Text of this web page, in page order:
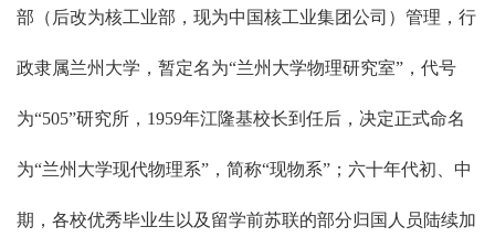
部（后改为核工业部，现为中国核工业集团公司）管理，行
政隶属兰州大学，暂定名为“兰州大学物理研究室”，代号
为“505”研究所，1959年江隆基校长到任后，决定正式命名
为“兰州大学现代物理系”，简称“现物系”；六十年代初、中
期，各校优秀毕业生以及留学前苏联的部分归国人员陆续加